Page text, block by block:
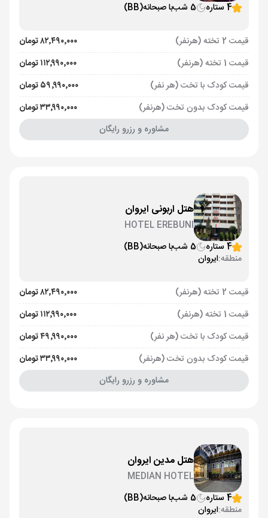
4 ستاره
5 شب با صبحانه(BB)
قیمت 2 تخته (هرنفر)
۸۲٬۴۹۰٬۰۰۰ تومان
قیمت 1 تخته (هرنفر)
۱۱۲٬۹۹۰٬۰۰۰ تومان
قیمت کودک با تخت (هر نفر)
۵۹٬۹۹۰٬۰۰۰ تومان
قیمت کودک بدون تخت (هرنفر)
۳۳٬۹۹۰٬۰۰۰ تومان
مشاوره و رزرو رایگان
هتل اربونی ایروان
HOTEL EREBUNI
4 ستاره
5 شب با صبحانه(BB)
منطقه:ایروان
قیمت 2 تخته (هرنفر)
۸۲٬۴۹۰٬۰۰۰ تومان
قیمت 1 تخته (هرنفر)
۱۱۲٬۹۹۰٬۰۰۰ تومان
قیمت کودک با تخت (هر نفر)
۴۹٬۹۹۰٬۰۰۰ تومان
قیمت کودک بدون تخت (هرنفر)
۳۳٬۹۹۰٬۰۰۰ تومان
مشاوره و رزرو رایگان
هتل مدین ایروان
MEDIAN HOTEL
4 ستاره
5 شب با صبحانه(BB)
منطقه:ایروان